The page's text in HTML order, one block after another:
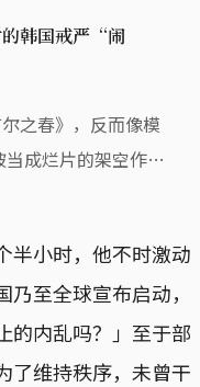
的韩国戒严“闹
之春》，反而像模
成烂片的架空作品
半小时，他不时激动
至全球宣布启动，
的内乱吗？」至于部
了维持秩序，未曾干